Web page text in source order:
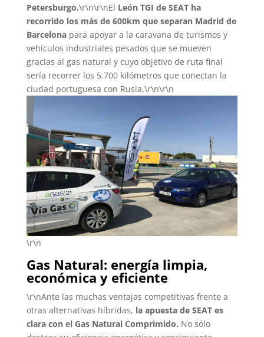
Petersburgo.\r\n\r\nEl León TGI de SEAT ha
recorrido los más de 600km que separan Madrid de
Barcelonapara apoyar a la caravana de turismos y
vehículos industriales pesados que se mueven
gracias al gas natural y cuyo objetivo de ruta final
sería recorrer los 5.700 kilómetros que conectan la
ciudad portuguesa con Rusia.\r\n\r\n
\r\n
Gas Natural: energía limpia,
económica y eficiente
\r\nAnte las muchas ventajas competitivas frente a
otras alternativas híbridas, la apuesta de SEAT es
clara con el Gas Natural Comprimido. No sólo